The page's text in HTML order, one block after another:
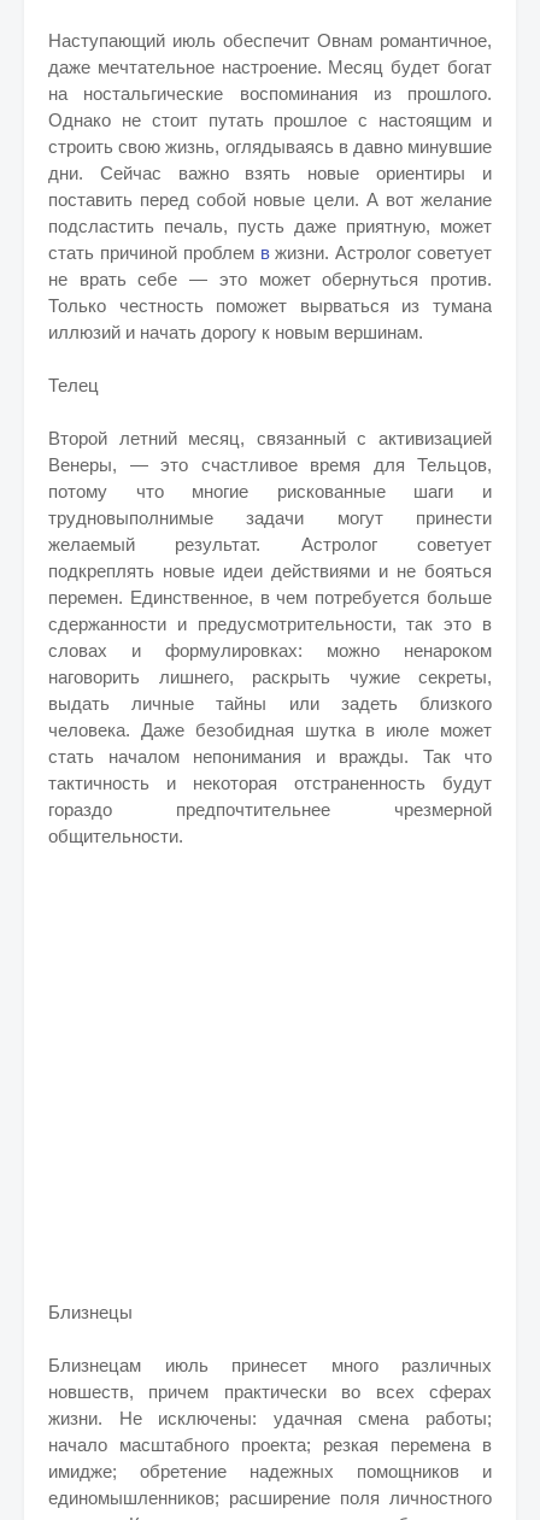
Наступающий июль обеспечит Овнам романтичное,
даже мечтательное настроение. Месяц будет богат
на ностальгические воспоминания из прошлого.
Однако не стоит путать прошлое с настоящим и
строить свою жизнь, оглядываясь в давно минувшие
дни. Сейчас важно взять новые ориентиры и
поставить перед собой новые цели. А вот желание
подсластить печаль, пусть даже приятную, может
стать причиной проблем вжизни. Астролог советует
не врать себе — это может обернуться против.
Только честность поможет вырваться из тумана
иллюзий и начать дорогу к новым вершинам.
Телец
Второй летний месяц, связанный с активизацией
Венеры, — это счастливое время для Тельцов,
потому что многие рискованные шаги и
трудновыполнимые задачи могут принести
желаемый результат. Астролог советует
подкреплять новые идеи действиями и не бояться
перемен. Единственное, в чем потребуется больше
сдержанности и предусмотрительности, так это в
словах и формулировках: можно ненароком
наговорить лишнего, раскрыть чужие секреты,
выдать личные тайны или задеть близкого
человека. Даже безобидная шутка в июле может
стать началом непонимания и вражды. Так что
тактичность и некоторая отстраненность будут
гораздо предпочтительнее чрезмерной
общительности.
Близнецы
Близнецам июль принесет много различных
новшеств, причем практически во всех сферах
жизни. Не исключены: удачная смена работы;
начало масштабного проекта; резкая перемена в
имидже; обретение надежных помощников и
единомышленников; расширение поля личностного